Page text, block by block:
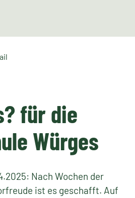
für die
Würges
Nach Wochen der
ist es geschafft. Auf